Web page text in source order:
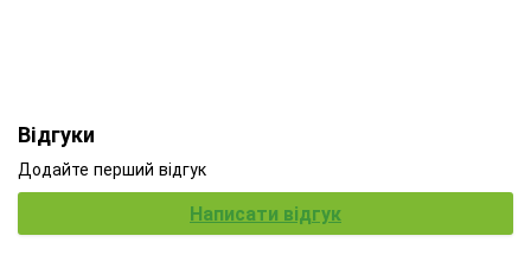
Відгуки
Додайте перший відгук
Написати відгук